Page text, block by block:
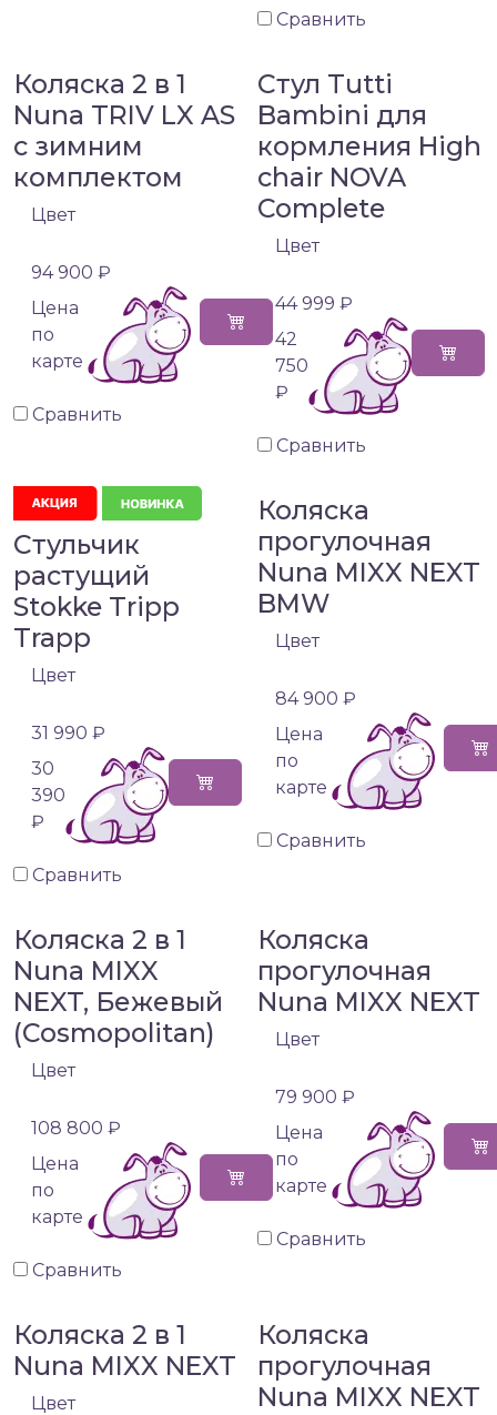
Сравнить
Коляска 2 в 1
Nuna TRIV LX AS
с зимним
комплектом
Цвет
94 900 ₽
Цена
по
карте
Сравнить
Стул Tutti
Bambini для
кормления High
chair NOVA
Complete
Цвет
44 999 ₽
42
750
₽
Сравнить
Стульчик
растущий
Stokke Tripp
Trapp
Цвет
31 990 ₽
30
390
₽
Сравнить
Коляска
прогулочная
Nuna MIXX NEXT
BMW
Цвет
84 900 ₽
Цена
по
карте
Сравнить
Коляска 2 в 1
Nuna MIXX
NEXT, Бежевый
(Cosmopolitan)
Цвет
108 800 ₽
Цена
по
карте
Сравнить
Коляска
прогулочная
Nuna MIXX NEXT
Цвет
79 900 ₽
Цена
по
карте
Сравнить
Коляска 2 в 1
Nuna MIXX NEXT
Цвет
Коляска
прогулочная
Nuna MIXX NEXT